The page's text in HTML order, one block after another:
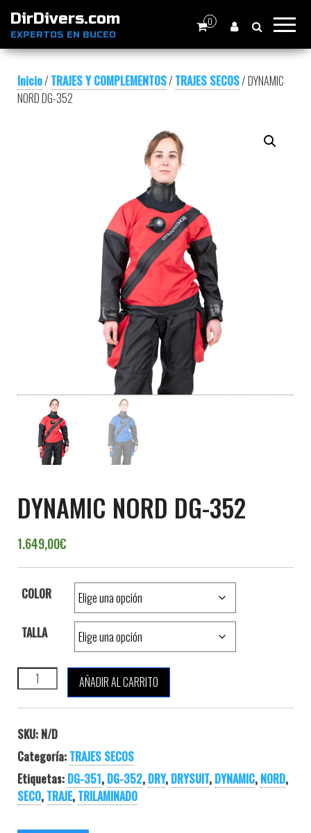
DirDivers.com
EXPERTOS EN BUCEO
0
Inicio/ TRAJES Y COMPLEMENTOS/ TRAJES SECOS/ DYNAMIC
NORD DG-352
DYNAMIC NORD DG-352
1.649,00€
COLOR
TALLA
DYNAMIC NORD DG-352 cantidad
AÑADIR AL CARRITO
SKU: N/D
Categoría: TRAJES SECOS
Etiquetas: DG-351, DG-352, DRY, DRYSUIT, DYNAMIC, NORD,
SECO, TRAJE, TRILAMINADO